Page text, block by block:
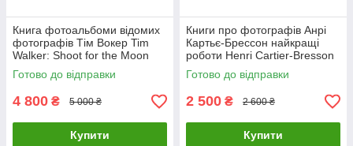
Книга фотоальбоми відомих
фотографів Тім Вокер Tim
Walker: Shoot for the Moon
книги про фешн світлини
Готово до відправки
4 800 ₴ 5 000 ₴
Купити
Книги про фотографів Анрі
Картьє-Брессон найкращі
роботи Henri Cartier-Bresson
" Paris Revisited "
фотомистецтво
Готово до відправки
2 500 ₴ 2 600 ₴
Купити